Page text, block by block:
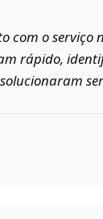
com o serviço
rápido,